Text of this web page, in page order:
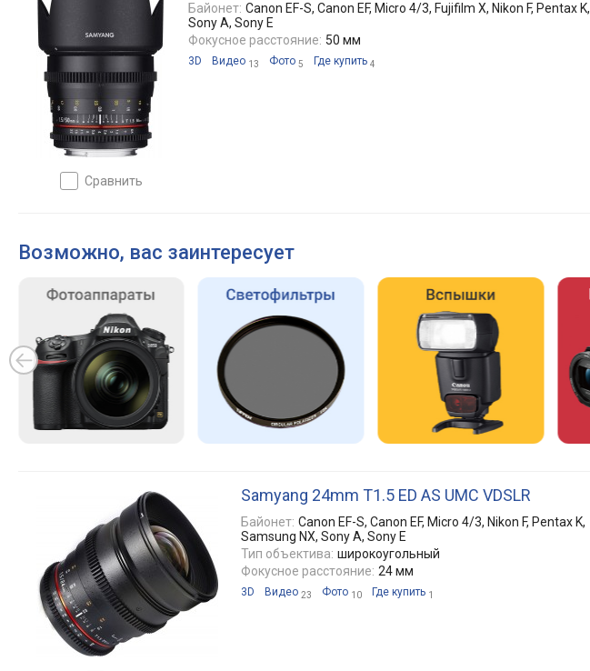
сравнить
Байонет: Canon EF-S, Canon EF, Micro 4/3, Fujifilm X, Nikon F, Pentax K,
Sony A, Sony E
Фокусное расстояние: 50 мм
3D Видео 13 Фото 5 Где купить 4
Возможно, вас заинтересует
Samyang 24mm T1.5 ED AS UMC VDSLR
Байонет: Canon EF-S, Canon EF, Micro 4/3, Nikon F, Pentax K,
Samsung NX, Sony A, Sony E
Тип объектива: широкоугольный
Фокусное расстояние: 24 мм
3D Видео 23 Фото 10 Где купить 1